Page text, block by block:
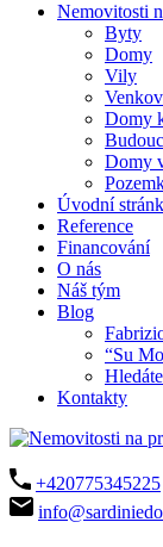
Nemovitosti
Byty
Domy
Vily
Domy
Domy
Úvodní
Reference
Financování
O nás
Náš tým
Blog
“Su
Kontakty
+420775345225